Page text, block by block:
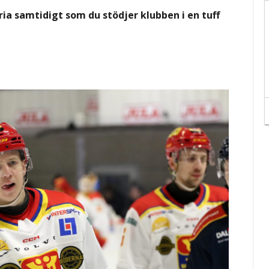
samtidigt som du stödjer klubben i en tuff